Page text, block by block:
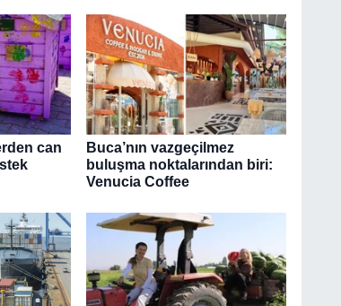
can
Buca’nın vazgeçilmez
buluşma noktalarından biri:
Venucia Coffee